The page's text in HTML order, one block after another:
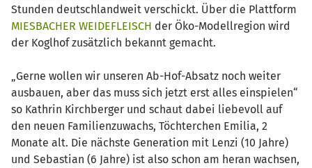
Stunden deutschlandweit verschickt. Über die Plattform
MIESBACHER WEIDEFLEISCH der Öko-Modellregion wird
der Koglhof zusätzlich bekannt gemacht.
„Gerne wollen wir unseren Ab-Hof-Absatz noch weiter
ausbauen, aber das muss sich jetzt erst alles einspielen“
so Kathrin Kirchberger und schaut dabei liebevoll auf
den neuen Familienzuwachs, Töchterchen Emilia, 2
Monate alt. Die nächste Generation mit Lenzi (10 Jahre)
und Sebastian (6 Jahre) ist also schon am heran wachsen,